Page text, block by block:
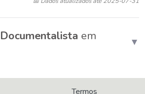
Documentalista em
▼
Termos